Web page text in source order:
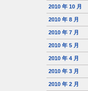
2010 年 10 月
2010 年 8 月
2010 年 7 月
2010 年 5 月
2010 年 4 月
2010 年 3 月
2010 年 2 月